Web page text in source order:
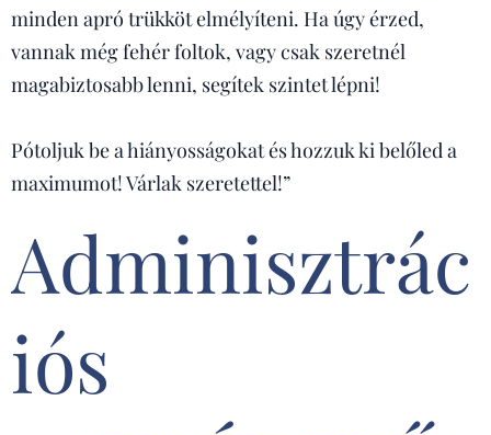
minden apró trükköt elmélyíteni. Ha úgy érzed,
vannak még fehér foltok, vagy csak szeretnél
magabiztosabb lenni, segítek szintet lépni!
Pótoljuk be a hiányosságokat és hozzuk ki belőled a
maximumot! Várlak szeretettel!”
Adminisztrác
iós